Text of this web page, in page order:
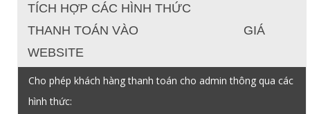
TÍCH HỢP CÁC HÌNH THỨC
THANH TOÁN VÀO
WEBSITE
GIÁ
Cho phép khách hàng thanh toán cho admin thông qua các
hình thức: